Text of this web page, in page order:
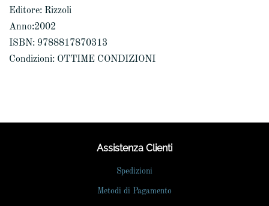
Editore: Rizzoli
Anno:2002
ISBN: 9788817870313
Condizioni: OTTIME CONDIZIONI
Assistenza Clienti
Spedizioni
Metodi di Pagamento